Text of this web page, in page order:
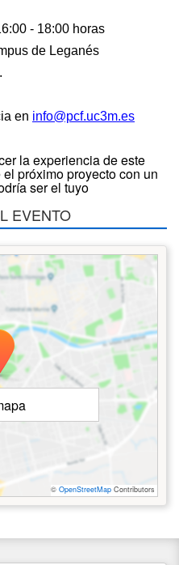
- 18:00 horas
de Leganés
en info@pcf.uc3m.es
la experiencia de este
próximo proyecto con un
ser el tuyo
EVENTO
© OpenStreetMap Contributors